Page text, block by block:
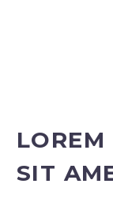
SIT